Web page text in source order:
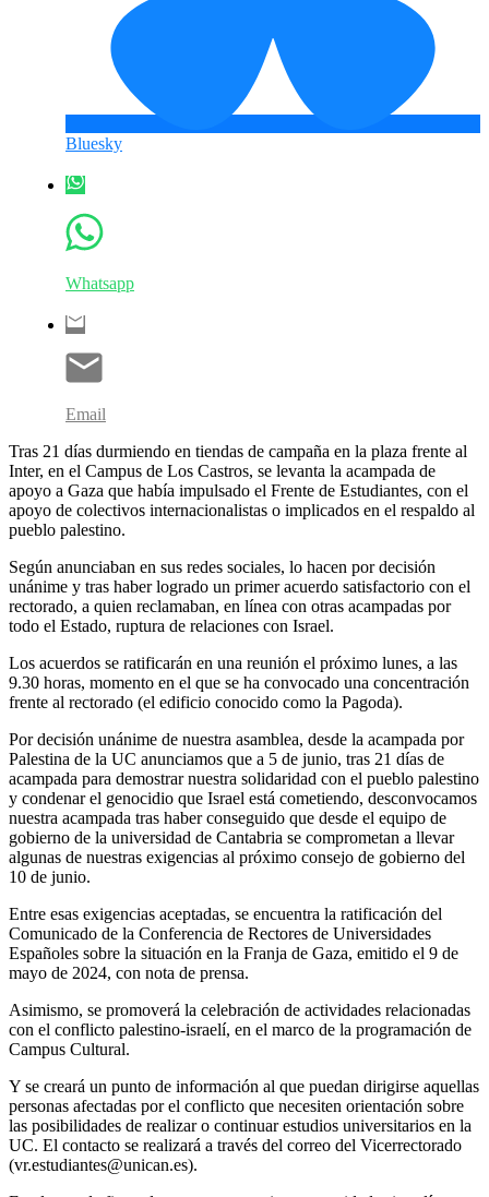
Bluesky
Whatsapp
Email
Tras 21 días durmiendo en tiendas de campaña en la plaza frente al
Inter, en el Campus de Los Castros, se levanta la acampada de
apoyo a Gaza que había impulsado el Frente de Estudiantes, con el
apoyo de colectivos internacionalistas o implicados en el respaldo al
pueblo palestino.
Según anunciaban en sus redes sociales, lo hacen por decisión
unánime y tras haber logrado un primer acuerdo satisfactorio con el
rectorado, a quien reclamaban, en línea con otras acampadas por
todo el Estado, ruptura de relaciones con Israel.
Los acuerdos se ratificarán en una reunión el próximo lunes, a las
9.30 horas, momento en el que se ha convocado una concentración
frente al rectorado (el edificio conocido como la Pagoda).
Por decisión unánime de nuestra asamblea, desde la acampada por
Palestina de la UC anunciamos que a 5 de junio, tras 21 días de
acampada para demostrar nuestra solidaridad con el pueblo palestino
y condenar el genocidio que Israel está cometiendo, desconvocamos
nuestra acampada tras haber conseguido que desde el equipo de
gobierno de la universidad de Cantabria se comprometan a llevar
algunas de nuestras exigencias al próximo consejo de gobierno del
10 de junio.
Entre esas exigencias aceptadas, se encuentra la ratificación del
Comunicado de la Conferencia de Rectores de Universidades
Españoles sobre la situación en la Franja de Gaza, emitido el 9 de
mayo de 2024, con nota de prensa.
Asimismo, se promoverá la celebración de actividades relacionadas
con el conflicto palestino-israelí, en el marco de la programación de
Campus Cultural.
Y se creará un punto de información al que puedan dirigirse aquellas
personas afectadas por el conflicto que necesiten orientación sobre
las posibilidades de realizar o continuar estudios universitarios en la
UC. El contacto se realizará a través del correo del Vicerrectorado
(vr.estudiantes@unican.es).